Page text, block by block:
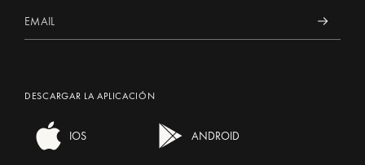
DESCARGAR LA APLICACIÓN
IOS ANDROID